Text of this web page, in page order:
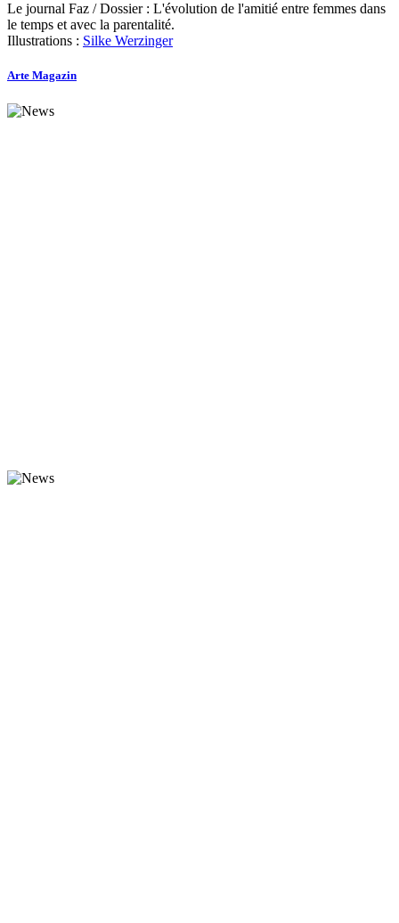
Le journal Faz / Dossier : L'évolution de l'amitié entre femmes dans
le temps et avec la parentalité.
Illustrations : Silke Werzinger
Arte Magazin